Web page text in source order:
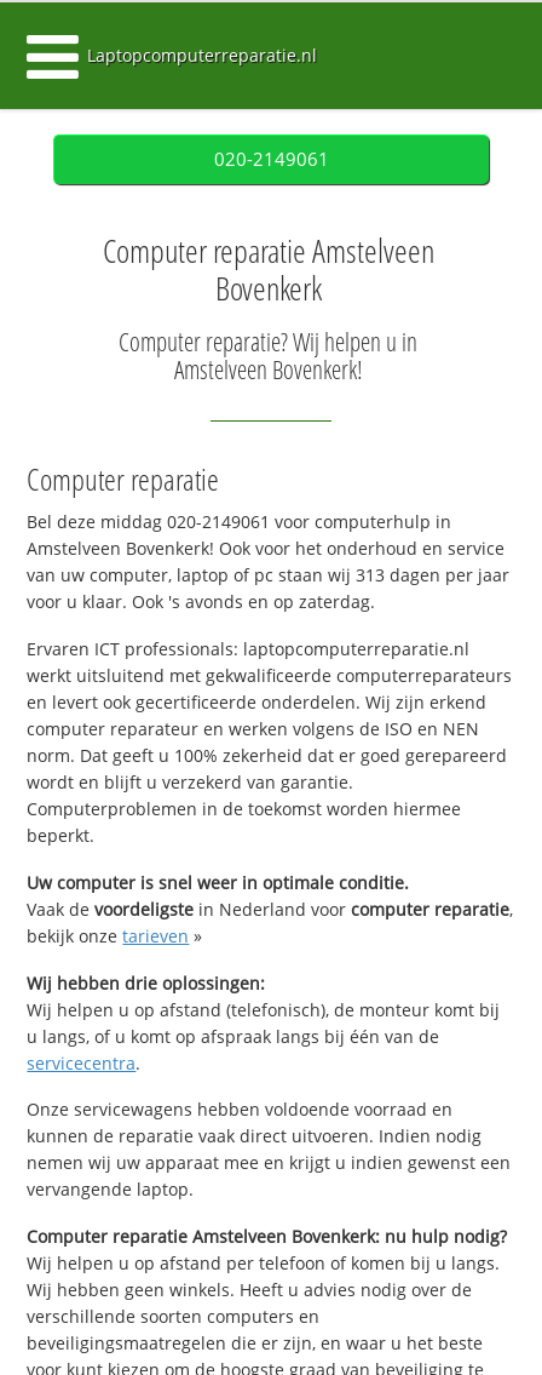
Laptopcomputerreparatie.nl
020-2149061
Computer reparatie Amstelveen
Bovenkerk
Computer reparatie? Wij helpen u in
Amstelveen Bovenkerk!
Computer reparatie
Bel deze middag 020-2149061 voor computerhulp in
Amstelveen Bovenkerk! Ook voor het onderhoud en service
van uw computer, laptop of pc staan wij 313 dagen per jaar
voor u klaar. Ook 's avonds en op zaterdag.
Ervaren ICT professionals: laptopcomputerreparatie.nl
werkt uitsluitend met gekwalificeerde computerreparateurs
en levert ook gecertificeerde onderdelen. Wij zijn erkend
computer reparateur en werken volgens de ISO en NEN
norm. Dat geeft u 100% zekerheid dat er goed gerepareerd
wordt en blijft u verzekerd van garantie.
Computerproblemen in de toekomst worden hiermee
beperkt.
Uw computer is snel weer in optimale conditie.
Vaak devoordeligste in Nederland voorcomputer reparatie,
bekijk onzetarieven »
Wij hebben drie oplossingen:
Wij helpen u op afstand (telefonisch), de monteur komt bij
u langs, of u komt op afspraak langs bij één van de
servicecentra.
Onze servicewagens hebben voldoende voorraad en
kunnen de reparatie vaak direct uitvoeren. Indien nodig
nemen wij uw apparaat mee en krijgt u indien gewenst een
vervangende laptop.
Computer reparatie Amstelveen Bovenkerk: nu hulp nodig?
Wij helpen u op afstand per telefoon of komen bij u langs.
Wij hebben geen winkels. Heeft u advies nodig over de
verschillende soorten computers en
beveiligingsmaatregelen die er zijn, en waar u het beste
voor kunt kiezen om de hoogste graad van beveiliging te